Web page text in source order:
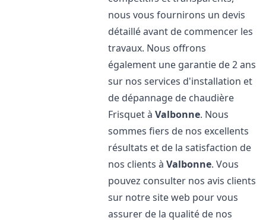
nous vous fournirons un devis
détaillé avant de commencer les
travaux. Nous offrons
également une garantie de 2 ans
sur nos services d'installation et
de dépannage de chaudière
Frisquet àValbonne. Nous
sommes fiers de nos excellents
résultats et de la satisfaction de
nos clients àValbonne. Vous
pouvez consulter nos avis clients
sur notre site web pour vous
assurer de la qualité de nos